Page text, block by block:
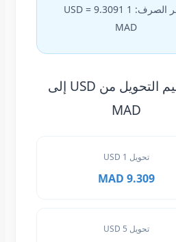
سعر الصرف: 1 USD = 9.3091
أهم قيم التحويل من USD إلى
MAD
تحويل 1 USD
9.309 MAD
تحويل 5 USD